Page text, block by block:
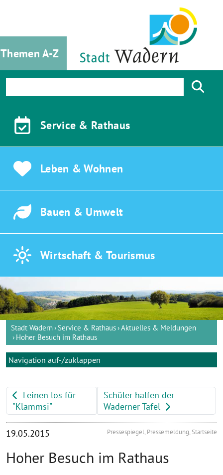
Themen A-Z
Service & Rathaus
Leben & Wohnen
Bauen & Umwelt
Wirtschaft & Tourismus
Stadt Wadern Service & Rathaus Aktuelles & Meldungen
Hoher Besuch im Rathaus
Navigation auf-/zuklappen
Leinen los für
"Klammsi"
Schüler halfen der
Waderner Tafel
19.05.2015 Pressespiegel, Pressemeldung, Startseite
Hoher Besuch im Rathaus